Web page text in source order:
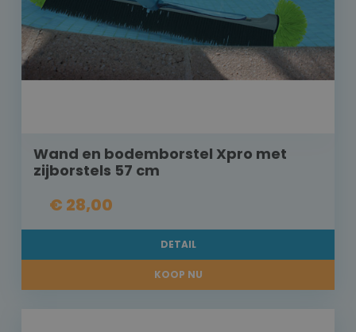
Wand en bodemborstel Xpro met
zijborstels 57 cm
€ 28,00
DETAIL
KOOP NU